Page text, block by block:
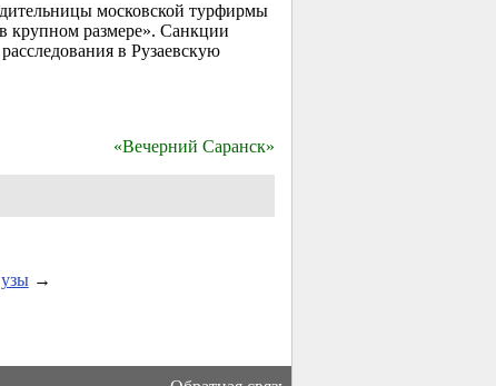
московской турфирмы
крупном размере». Санкции
в Рузаевскую
«Вечерний Саранск»
→